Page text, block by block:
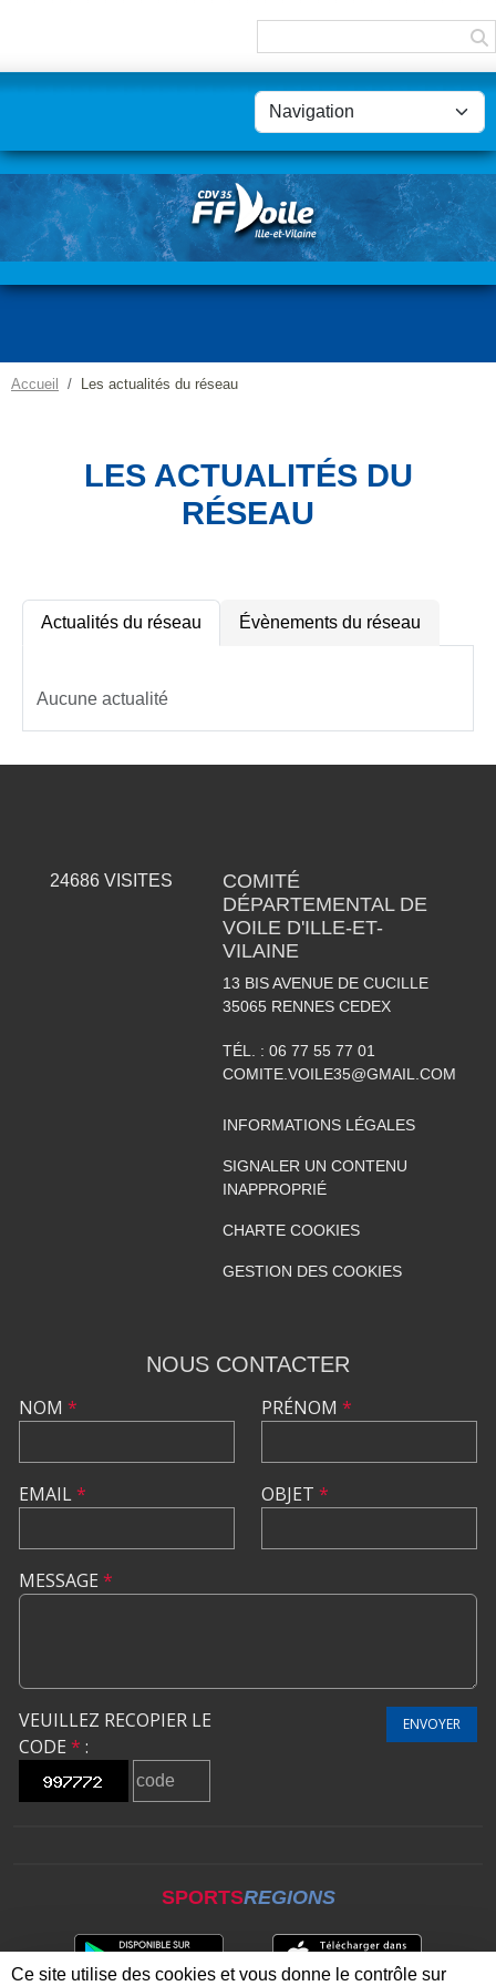
Accueil Les actualités du réseau
LES ACTUALITÉS DU
RÉSEAU
Actualités du réseau Évènements du réseau
Aucune actualité
24686VISITES
COMITÉ
DÉPARTEMENTAL DE
VOILE D'ILLE-ET-
VILAINE
13 BIS AVENUE DE CUCILLE
35065 RENNES CEDEX
TÉL. : 06 77 55 77 01
COMITE.VOILE35@GMAIL.COM
INFORMATIONS LÉGALES
SIGNALER UN CONTENU
INAPPROPRIÉ
CHARTE COOKIES
GESTION DES COOKIES
NOUS CONTACTER
NOM *
EMAIL*
PRÉNOM *
OBJET *
MESSAGE *
VEUILLEZ RECOPIER LE
CODE * :
ENVOYER
SPORTSREGIONS
Ce site utilise des cookies et vous donne le contrôle sur